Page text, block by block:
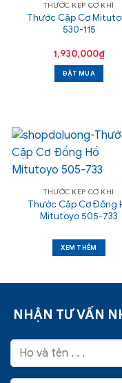
THƯỚC KẸP CƠ KHÍ
Thước Cặp Cơ
530-115
1,930,000₫
ĐẶT MUA
THƯỚC KẸP CƠ KHÍ
Thước Cặp Cơ Đồng
Mitutoyo 505-733
XEM THÊM
NHẬN TƯ VẤN